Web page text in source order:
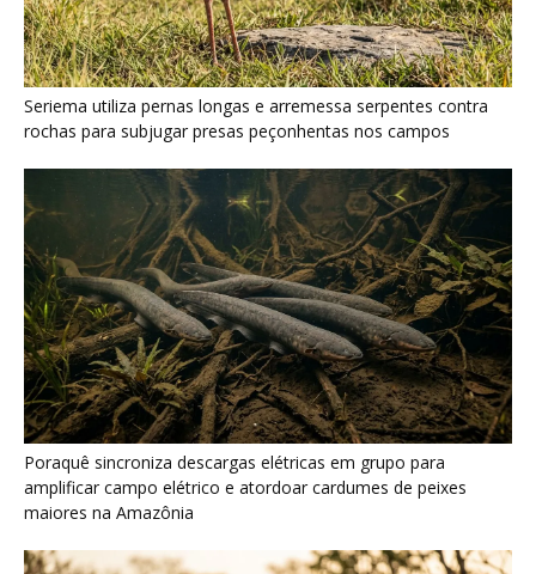
Poraquê sincroniza descargas elétricas em grupo para
amplificar campo elétrico e atordoar cardumes de peixes
maiores na Amazônia
Seriema combina corridas em alta velocidade e arremessos
contra rochas para imobilizar serpentes peçonhentas no
cerrado